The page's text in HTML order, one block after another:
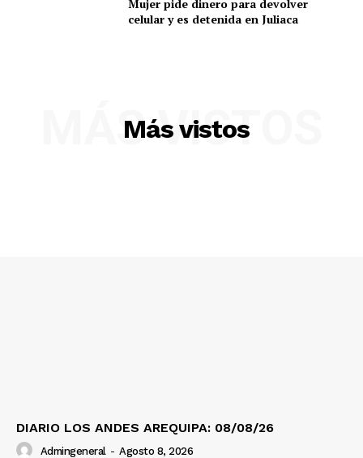
SUSCRIBETE
Mujer pide dinero para devolver
celular y es detenida en Juliaca
Más vistos
MÁS VISTOS
DIARIO LOS ANDES AREQUIPA: 08/08/26
Admingeneral - Agosto 8, 2026